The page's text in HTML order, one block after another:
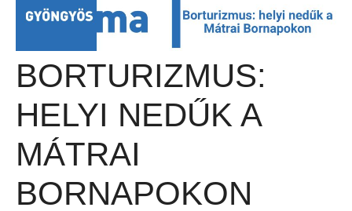
BORTURIZMUS:
HELYI NEDŰK A
MÁTRAI
BORNAPOKON